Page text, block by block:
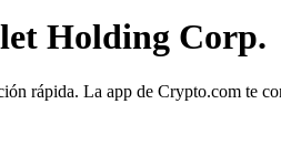
Holding Corp.
rápida. La app de Crypto.com te